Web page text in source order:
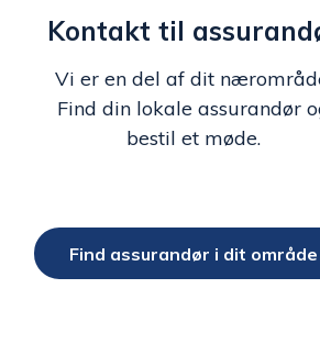
Kontakt til
Vi er en del af dit
Find din lokale assurandør
bestil et møde.
Find assurandør i dit område